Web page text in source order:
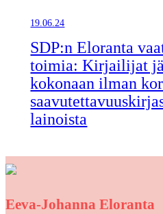
19.06.24
SDP:n Eloranta
toimia: Kirjailijat
kokonaan ilman
lainoista
Eeva-Johanna Eloranta